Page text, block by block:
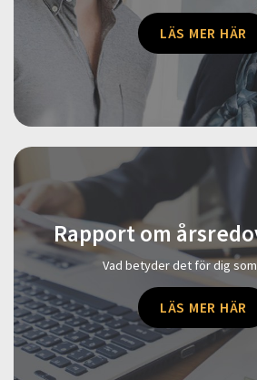
LÄS MER HÄR
Rapport om
Vad betyder det för dig som
LÄS MER HÄR